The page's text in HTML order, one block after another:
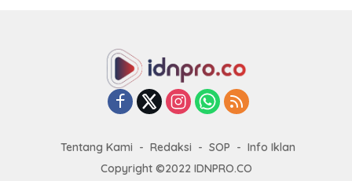
Tentang Kami Redaksi SOP
Info Iklan
Copyright ©2022 IDNPRO.CO